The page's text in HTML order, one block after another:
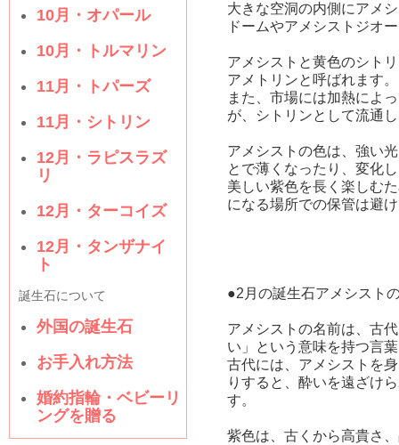
10月・オパール
10月・トルマリン
11月・トパーズ
11月・シトリン
12月・ラピスラズ
リ
12月・ターコイズ
12月・タンザナイ
ト
誕生石について
外国の誕生石
お手入れ方法
婚約指輪・ベビーリ
ングを贈る
大きな空洞の内側にアメ
ドームやアメシストジオ
アメシストと黄色のシト
アメトリンと呼ばれます。
また、市場には加熱によ
が、シトリンとして流通
アメシストの色は、強い
とで薄くなったり、変化
美しい紫色を長く楽しむ
になる場所での保管は避
●2月の誕生石アメシスト
アメシストの名前は、古
い」という意味を持つ言
古代には、アメシストを
りすると、酔いを遠ざけ
す。
紫色は、古くから高貴さ